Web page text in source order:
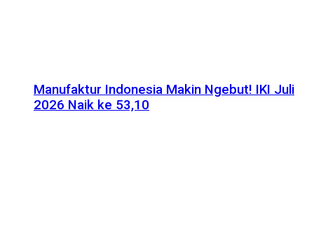
Manufaktur Indonesia Makin Ngebut! IKI Juli
2026 Naik ke 53,10